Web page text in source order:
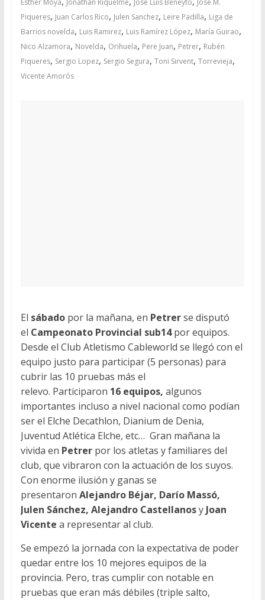
Esther Moya Jonathan Riquelme Jose Luis Beneyto Jose M.
Piqueres, Juan Carlos Rico, Julen Sanchez, Leire Padilla, Liga de
Barrios novelda, Luis Ramirez, Luis Ramírez López, María Guirao,
Nico Alzamora, Novelda, Orihuela, Pere Juan, Petrer, Rubén
Piqueres, Sergio Lopez, Sergio Segura, Toni Sirvent, Torrevieja,
Vicente Amorós
El sábadopor la mañana, en Petrerse disputó
el Campeonato Provincial sub14por equipos.
Desde el Club Atletismo Cableworld se llegó con el
equipo justo para participar (5 personas) para
cubrir las 10 pruebas más el
relevo. Participaron 16 equipos, algunos
importantes incluso a nivel nacional como podían
ser el Elche Decathlon, Dianium de Denia,
Juventud Atlética Elche, etc… Gran mañana la
vivida en Petrerpor los atletas y familiares del
club, que vibraron con la actuación de los suyos.
Con enorme ilusión y ganas se
presentaron Alejandro Béjar, Darío Massó,
Julen Sánchez, Alejandro Castellanosy Joan
Vicente a representar al club.
Se empezó la jornada con la expectativa de poder
quedar entre los 10 mejores equipos de la
provincia. Pero, tras cumplir con notable en
pruebas que eran más débiles (triple salto,